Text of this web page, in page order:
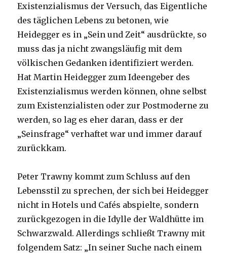
Existenzialismus der Versuch, das Eigentliche
des täglichen Lebens zu betonen, wie
Heidegger es in „Sein und Zeit“ ausdrückte, so
muss das ja nicht zwangsläufig mit dem
völkischen Gedanken identifiziert werden.
Hat Martin Heidegger zum Ideengeber des
Existenzialismus werden können, ohne selbst
zum Existenzialisten oder zur Postmoderne zu
werden, so lag es eher daran, dass er der
„Seinsfrage“ verhaftet war und immer darauf
zurückkam.
Peter Trawny kommt zum Schluss auf den
Lebensstil zu sprechen, der sich bei Heidegger
nicht in Hotels und Cafés abspielte, sondern
zurückgezogen in die Idylle der Waldhütte im
Schwarzwald. Allerdings schließt Trawny mit
folgendem Satz: „In seiner Suche nach einem